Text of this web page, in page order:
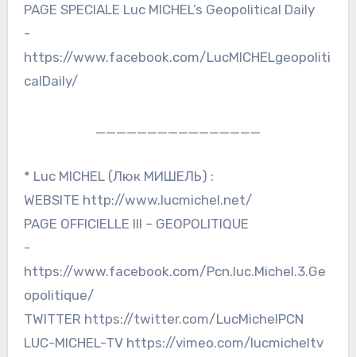
PAGE SPECIALE Luc MICHEL’s Geopolitical Daily
-
https://www.facebook.com/LucMICHELgeopoliti
calDaily/
* Luc MICHEL (Люк МИШЕЛЬ) :
WEBSITE http://www.lucmichel.net/
PAGE OFFICIELLE III – GEOPOLITIQUE
-
https://www.facebook.com/Pcn.luc.Michel.3.Ge
opolitique/
TWITTER https://twitter.com/LucMichelPCN
LUC-MICHEL-TV https://vimeo.com/lucmicheltv